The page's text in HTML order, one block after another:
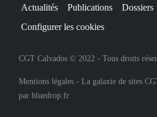
Actualités Publications Dossiers
Configurer les cookies
CGT Calvados © 2022 - Tous droits
Mentions légales - La galaxie de sites
par bluedrop.fr